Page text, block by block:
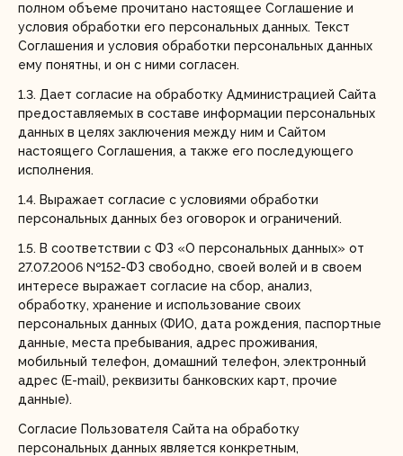
полном объеме прочитано настоящее Соглашение и
условия обработки его персональных данных. Текст
Соглашения и условия обработки персональных данных
ему понятны, и он с ними согласен.
1.3. Дает согласие на обработку Администрацией Сайта
предоставляемых в составе информации персональных
данных в целях заключения между ним и Сайтом
настоящего Соглашения, а также его последующего
исполнения.
1.4. Выражает согласие с условиями обработки
персональных данных без оговорок и ограничений.
1.5. В соответствии с ФЗ «О персональных данных» от
27.07.2006 №152-ФЗ свободно, своей волей и в своем
интересе выражает согласие на сбор, анализ,
обработку, хранение и использование своих
персональных данных (ФИО, дата рождения, паспортные
данные, места пребывания, адрес проживания,
мобильный телефон, домашний телефон, электронный
адрес (E-mail), реквизиты банковских карт, прочие
данные).
Согласие Пользователя Сайта на обработку
персональных данных является конкретным,